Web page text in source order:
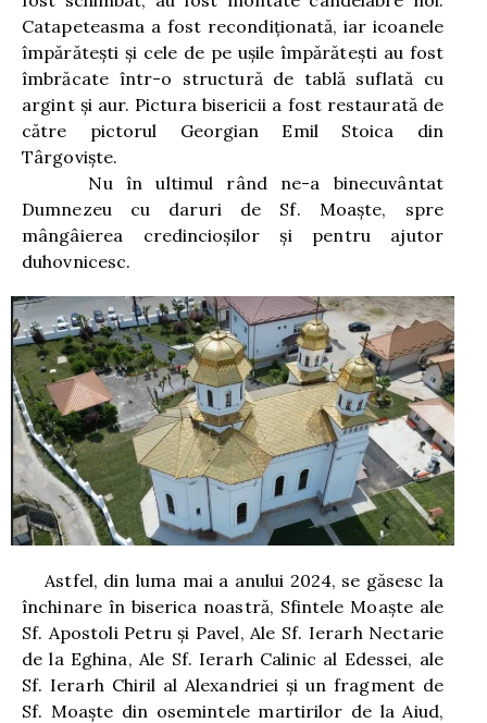
Catapeteasma a fost recondiționată, iar icoanele
împărătești și cele de pe ușile împărătești au fost
îmbrăcate într-o structură de tablă suflată cu
argint și aur. Pictura bisericii a fost restaurată de
către pictorul Georgian Emil Stoica din
Târgoviște.
Nu în ultimul rând ne-a binecuvântat
Dumnezeu cu daruri de Sf. Moaște, spre
mângâierea credincioșilor și pentru ajutor
duhovnicesc.
Astfel, din luma mai a anului 2024, se găsesc la
închinare în biserica noastră, Sfintele Moaște ale
Sf. Apostoli Petru și Pavel, Ale Sf. Ierarh Nectarie
de la Eghina, Ale Sf. Ierarh Calinic al Edessei, ale
Sf. Ierarh Chiril al Alexandriei și un fragment de
Sf. Moaște din osemintele martirilor de la Aiud,